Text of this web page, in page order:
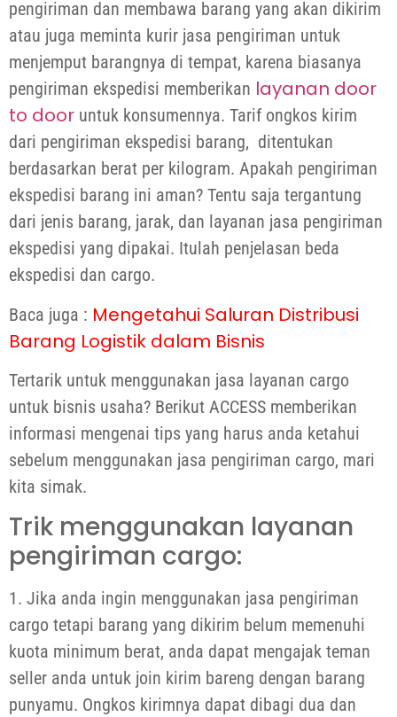
pengiriman dan membawa barang yang akan dikirim
atau juga meminta kurir jasa pengiriman untuk
menjemput barangnya di tempat, karena biasanya
pengiriman ekspedisi memberikan layanan door
to door untuk konsumennya. Tarif ongkos kirim
dari pengiriman ekspedisi barang, ditentukan
berdasarkan berat per kilogram. Apakah pengiriman
ekspedisi barang ini aman? Tentu saja tergantung
dari jenis barang, jarak, dan layanan jasa pengiriman
ekspedisi yang dipakai. Itulah penjelasan beda
ekspedisi dan cargo.
Baca juga : Mengetahui Saluran Distribusi
Barang Logistik dalam Bisnis
Tertarik untuk menggunakan jasa layanan cargo
untuk bisnis usaha? Berikut ACCESS memberikan
informasi mengenai tips yang harus anda ketahui
sebelum menggunakan jasa pengiriman cargo, mari
kita simak.
Trik menggunakan layanan
pengiriman cargo:
1. Jika anda ingin menggunakan jasa pengiriman
cargo tetapi barang yang dikirim belum memenuhi
kuota minimum berat, anda dapat mengajak teman
seller anda untuk join kirim bareng dengan barang
punyamu. Ongkos kirimnya dapat dibagi dua dan